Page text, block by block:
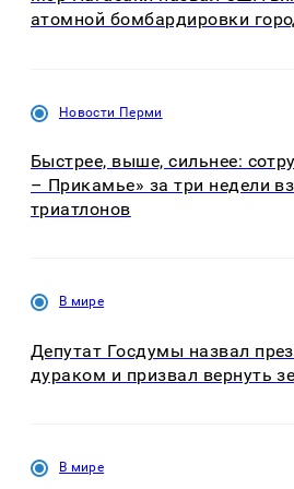
атомной бомбардировки
Новости Перми
Быстрее, выше, сильнее:
– Прикамье» за три недели
триатлонов
В мире
Депутат Госдумы назвал
дураком и призвал вернуть
В мире